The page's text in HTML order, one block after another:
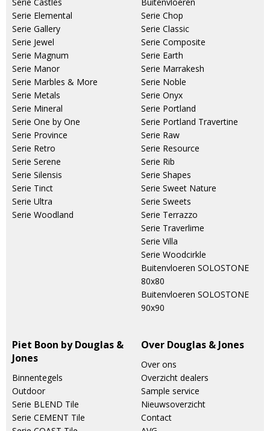
Serie Elemental
Serie Gallery
Serie Jewel
Serie Magnum
Serie Manor
Serie Marbles & More
Serie Metals
Serie Mineral
Serie One by One
Serie Province
Serie Retro
Serie Serene
Serie Silensis
Serie Tinct
Serie Ultra
Serie Woodland
Serie Chop
Serie Classic
Serie Composite
Serie Earth
Serie Marrakesh
Serie Noble
Serie Onyx
Serie Portland
Serie Portland Travertine
Serie Raw
Serie Resource
Serie Rib
Serie Shapes
Serie Sweet Nature
Serie Sweets
Serie Terrazzo
Serie Traverlime
Serie Villa
Serie Woodcirkle
Buitenvloeren SOLOSTONE
80x80
Buitenvloeren SOLOSTONE
90x90
Piet Boon by Douglas &
Jones
Binnentegels
Outdoor
Serie BLEND Tile
Serie CEMENT Tile
Over Douglas & Jones
Over ons
Overzicht dealers
Sample service
Nieuwsoverzicht
Contact